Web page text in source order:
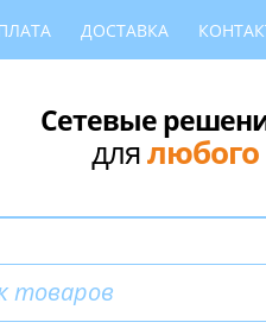
ДОСТАВКА
Сетевые
длялюбого